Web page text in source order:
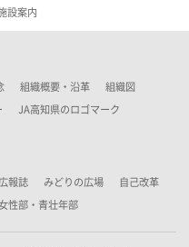
設案内
組織概要・沿革 組織図
JA高知県のロゴマーク
広報誌 みどりの広場 自己改革
性部・青壮年部